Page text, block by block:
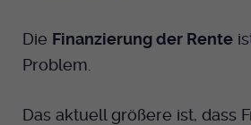
Die Finanzierung der Rente
Problem.
Das aktuell größere ist, dass